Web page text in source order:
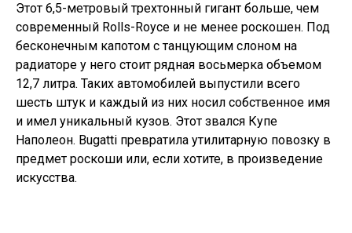
Этот 6,5-метровый трехтонный гигант больше, чем
современный Rolls-Royce и не менее роскошен. Под
бесконечным капотом с танцующим слоном на
радиаторе у него стоит рядная восьмерка объемом
12,7 литра. Таких автомобилей выпустили всего
шесть штук и каждый из них носил собственное имя
и имел уникальный кузов. Этот звался Купе
Наполеон. Bugatti превратила утилитарную повозку в
предмет роскоши или, если хотите, в произведение
искусства.